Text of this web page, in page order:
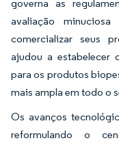
governa as
avaliação
comercializar seus
ajudou a estabelecer
para os produtos
mais ampla em todo o
Os avanços
reformulando o